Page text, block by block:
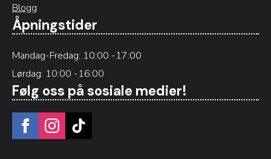
Blogg
Åpningstider
Mandag-Fredag: 10:00 -17:00
Lørdag: 10:00 -16:00
Følg oss på sosiale medier!